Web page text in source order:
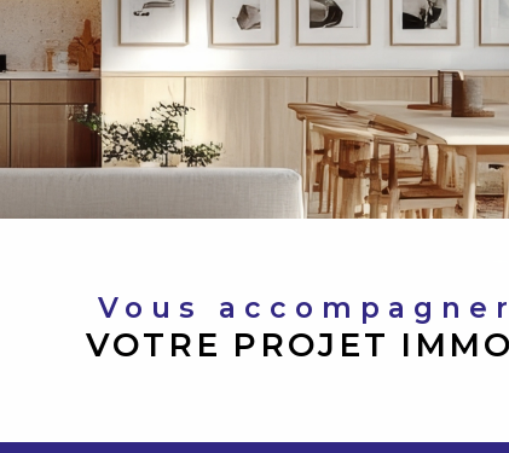
Vous
VOTRE PROJET